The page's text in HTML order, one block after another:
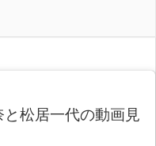
松居一代の動画見